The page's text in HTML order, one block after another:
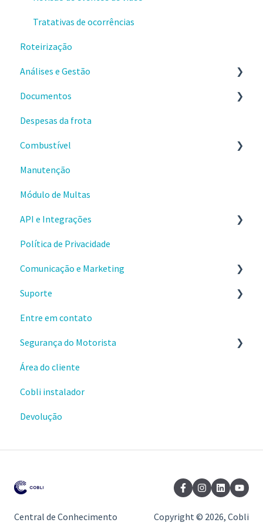
Tratativas de ocorrências
Roteirização
Análises e Gestão
Relatórios
Eventos de velocidade excedida
Produtividade
Motor ocioso
Condução Econômica
Documentos
Checklists
Comprovantes
Despesas da frota
Combustível
Primeiros passos
Usando a gestão de combustível
Problemas e dúvidas
Integração Cartão Combustível
Manutenção
Módulo de Multas
API e Integrações
Comece por aqui
Aplicativos
Webhooks
Política de Privacidade
Comunicação e Marketing
Sobre o produto e valores
Materiais e conteúdos gratuitos
Cursos da Cobli Ensina
Suporte
Envio e instalações de dispositivos
Dispositivos OBD
Entre em contato
Segurança do Motorista
Alertas
Ranking de condução
Área do cliente
Cobli instalador
Devolução
Central de Conhecimento Copyright © 2026, Cobli